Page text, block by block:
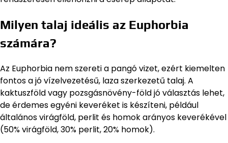
Milyen talaj ideális az Euphorbia
számára?
Az Euphorbia nem szereti a pangó vizet, ezért kiemelten
fontos a jó vízelvezetésű, laza szerkezetű talaj. A
kaktuszföld vagy pozsgásnövény-föld jó választás lehet,
de érdemes egyéni keveréket is készíteni, például
általános virágföld, perlit és homok arányos keverékével
(50% virágföld, 30% perlit, 20% homok).